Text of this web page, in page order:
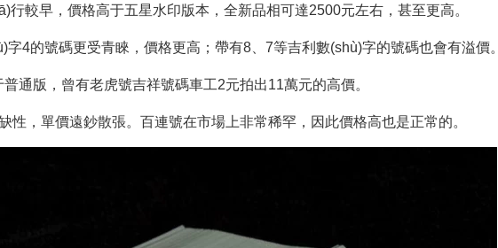
較早，價格高于五星水印版本，全新品相可達2500元左右，甚至更高。
號碼更受青睞，價格更高；帶有8、7等吉利數(shù)字的號碼也會有溢價。
通版，曾有老虎號吉祥號碼車工2元拍出11萬元的高價。
，單價遠鈔散張。百連號在市場上非常稀罕，因此價格高也是正常的。